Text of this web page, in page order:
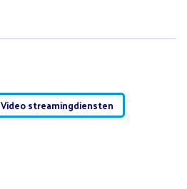
Video streamingdiensten